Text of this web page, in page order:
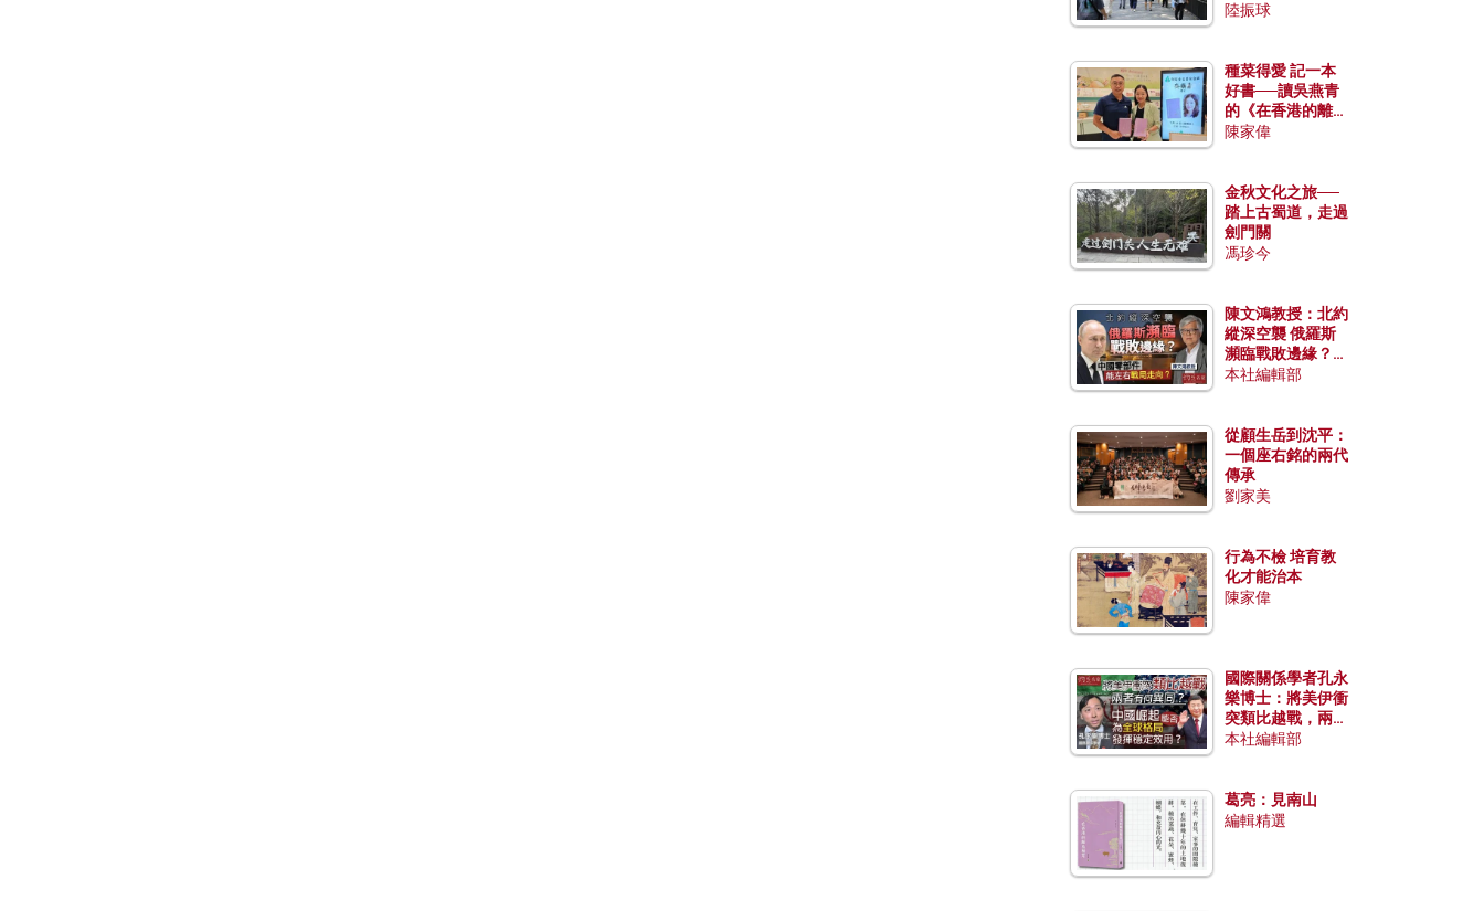
陸振球
種菜得愛 記一本
好書──讀吳燕青
的《在香港的離島
種菜》
陳家偉
金秋文化之旅──
踏上古蜀道，走過
劍門關
馮珍今
陳文鴻教授：北約
縱深空襲 俄羅斯
瀕臨戰敗邊緣？中
國零部件能左右戰
本社編輯部
從顧生岳到沈平：
一個座右銘的兩代
傳承
劉家美
行為不檢 培育教
化才能治本
陳家偉
國際關係學者孔永
樂博士：將美伊衝
突類比越戰，兩者
有何異同？中國崛
本社編輯部
葛亮：見南山
編輯精選